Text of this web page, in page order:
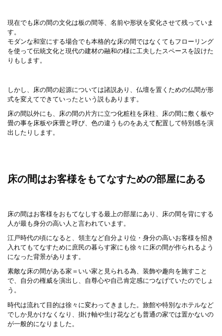
現在でも床の間の文化は板の間等、名前や形状を変化させて残っていま
す。
モダンな和室にする場合でも本格的な床の間ではなくてもフローリング
を使って伝統文化と現代の建材の融和の様に工夫したスペースを設けた
りもします。
しかし、床の間の起源については諸説あり、仏壇を置くための仏間が形
式を変えてできていったという説もあります。
床の間以外にも、床の間の片方に立つ化粧柱を床柱、床の間に敷く板や
畳の事を床板や床畳と呼び、色の違うものをあえて配置して特別感を演
出したりします。
床の間はお客様をもてなすための部屋にある
床の間はお客様をおもてなしする最上の部屋にあり、床の間を背にする
人が最も身分の高い人と言われています。
江戸時代の頃になると、領主など自分より位・身分の高いお客様を招き
入れてもてなすために庶民の暮らす家にも徐々に床の間が作られるよう
になった背景があります。
素敵な床の間がある家＝いい家と見られる為、装飾や趣向を施すこと
で、自分の権威を演出し、自尊心や自己肯定感につなげていたのでしょ
う。
時代は流れて目的は徐々に変わってきました。旅館や特別なホテルなど
でしか見かけなくなり、掛け軸や生け花なども普通の家では置かないの
が一般的になりました。